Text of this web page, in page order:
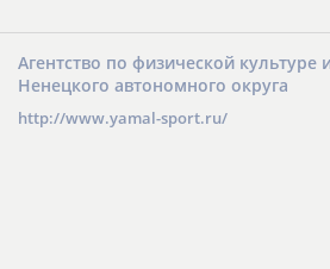
Агентство по физической культуре
Ненецкого автономного округа
http://www.yamal-sport.ru/